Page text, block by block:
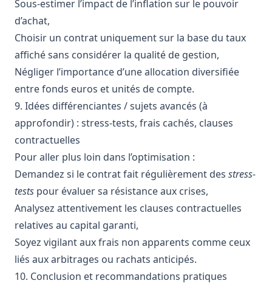
Sous-estimer l’impact de l’inflation sur le pouvoir
d’achat,
Choisir un contrat uniquement sur la base du taux
affiché sans considérer la qualité de gestion,
Négliger l’importance d’une allocation diversifiée
entre fonds euros et unités de compte.
9. Idées différenciantes / sujets avancés (à
approfondir) : stress-tests, frais cachés, clauses
contractuelles
Pour aller plus loin dans l’optimisation :
Demandez si le contrat fait régulièrement des stress-
tests pour évaluer sa résistance aux crises,
Analysez attentivement les clauses contractuelles
relatives au capital garanti,
Soyez vigilant aux frais non apparents comme ceux
liés aux arbitrages ou rachats anticipés.
10. Conclusion et recommandations pratiques